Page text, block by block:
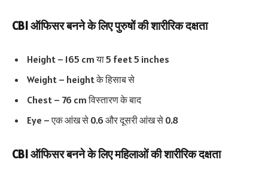
CBI ऑफिसर बनने के लिए पुरुषों की शारीरिक दक्षता
Height – 165 cm या 5 feet 5 inches
Weight – height के हिसाब से
Chest – 76 cm विस्तारण के बाद
Eye – एक आंख से 0.6 और दूसरी आंख से 0.8
CBI ऑफिसर बनने के लिए महिलाओं की शारीरिक दक्षता